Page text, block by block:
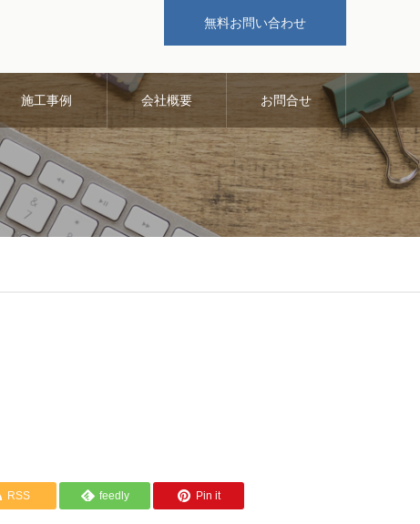
無料お問い合わせ
施工事例 会社概要 お問合せ
RSS feedly Pin it